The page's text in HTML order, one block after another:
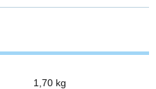
1,70 kg